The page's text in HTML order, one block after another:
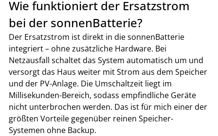
Wie funktioniert der Ersatzstrom
bei der sonnenBatterie?
Der Ersatzstrom ist direkt in die sonnenBatterie
integriert – ohne zusätzliche Hardware. Bei
Netzausfall schaltet das System automatisch um und
versorgt das Haus weiter mit Strom aus dem Speicher
und der PV-Anlage. Die Umschaltzeit liegt im
Millisekunden-Bereich, sodass empfindliche Geräte
nicht unterbrochen werden. Das ist für mich einer der
größten Vorteile gegenüber reinen Speicher-
Systemen ohne Backup.